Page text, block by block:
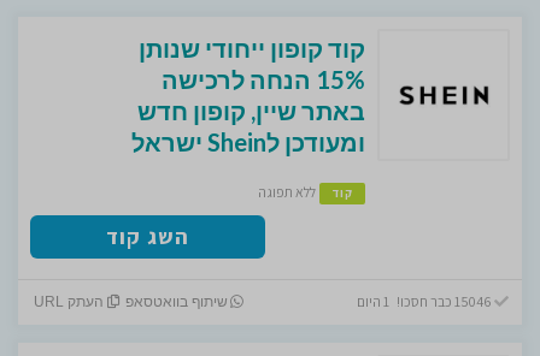
קוד קופון ייחודי שנותן
15% הנחה לרכישה
באתר שיין, קופון חדש
ומעודכן לShein ישראל
קוד ללא תפוגה
השג קוד
15046 כבר חסכו! 1 היום שיתוף בוואטסאפ העתק URL